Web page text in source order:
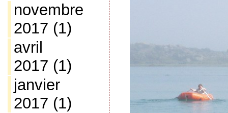
novembre
2017 (1)
avril
2017 (1)
janvier
2017 (1)